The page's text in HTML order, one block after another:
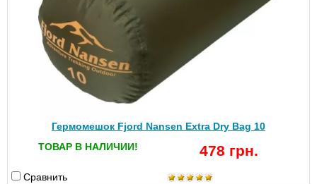
Гермомешок Fjord Nansen Extra Dry Bag 10
ТОВАР В НАЛИЧИИ!
478 грн.
Сравнить